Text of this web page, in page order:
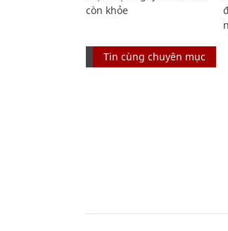
còn khỏe
Tin cùng chuyên mục